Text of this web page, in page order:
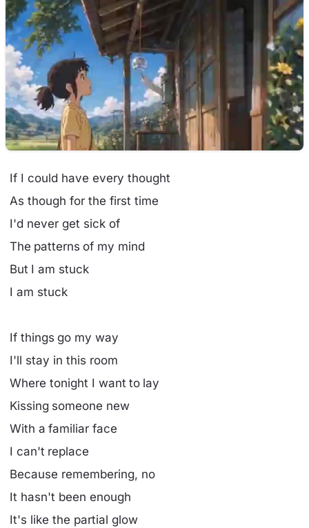
If I could have every thought
As though for the first time
I'd never get sick of
The patterns of my mind
But I am stuck
I am stuck
If things go my way
I'll stay in this room
Where tonight I want to lay
Kissing someone new
With a familiar face
I can't replace
Because remembering, no
It hasn't been enough
It's like the partial glow